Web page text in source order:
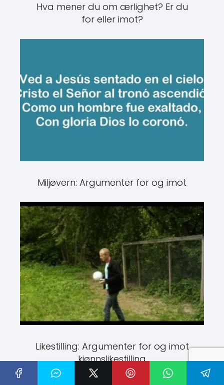
Hva mener du om ærlighet? Er du
for eller imot?
Miljøvern: Argumenter for og imot
Likestilling: Argumenter for og imot
kjønnslikestilling